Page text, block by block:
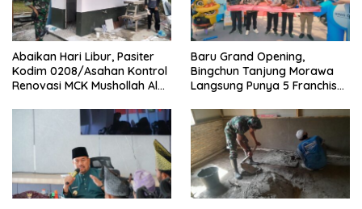
Abaikan Hari Libur, Pasiter
Kodim 0208/Asahan Kontrol
Renovasi MCK Mushollah Al
‎Baru Grand Opening,
Bingchun Tanjung Morawa
Langsung Punya 5 Franchise